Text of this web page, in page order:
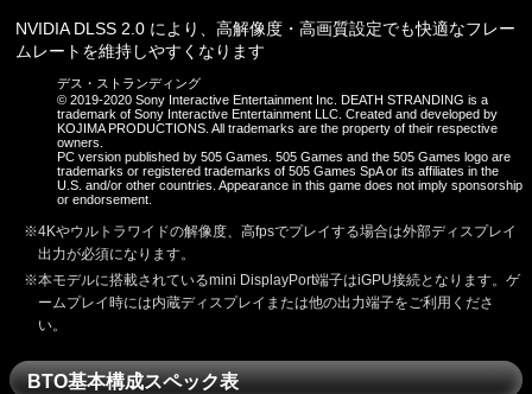
NVIDIA DLSS 2.0 により、高解像度・高画質設定でも快適なフレー
ムレートを維持しやすくなります
デス・ストランディング
© 2019-2020 Sony Interactive Entertainment Inc. DEATH STRANDING is a
trademark of Sony Interactive Entertainment LLC. Created and developed by
KOJIMA PRODUCTIONS. All trademarks are the property of their respective
owners.
PC version published by 505 Games. 505 Games and the 505 Games logo are
trademarks or registered trademarks of 505 Games SpA or its affiliates in the
U.S. and/or other countries. Appearance in this game does not imply sponsorship
or endorsement.
4Kやウルトラワイドの解像度、高fpsでプレイする場合は外部ディスプレイ
出力が必須になります。
本モデルに搭載されているmini DisplayPort端子はiGPU接続となります。ゲ
ームプレイ時には内蔵ディスプレイまたは他の出力端子をご利用くださ
い。
BTO基本構成スペック表